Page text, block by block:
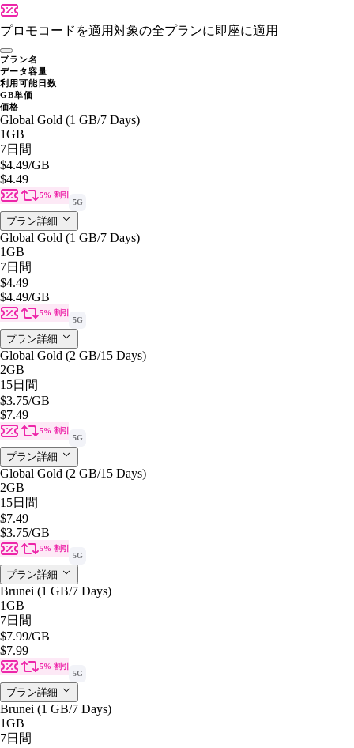
プロモコードを適用対象の全プランに即座に適用
プラン名
データ容量
利用可能日数
GB単価
価格
Global Gold (1 GB/7 Days)
1GB
7日間
$4.49/GB
$4.49
5% 割引
5G
プラン詳細
Global Gold (1 GB/7 Days)
1GB
7日間
$4.49
$4.49/GB
5% 割引
5G
プラン詳細
Global Gold (2 GB/15 Days)
2GB
15日間
$3.75/GB
$7.49
5% 割引
5G
プラン詳細
Global Gold (2 GB/15 Days)
2GB
15日間
$7.49
$3.75/GB
5% 割引
5G
プラン詳細
Brunei (1 GB/7 Days)
1GB
7日間
$7.99/GB
$7.99
5% 割引
5G
プラン詳細
Brunei (1 GB/7 Days)
1GB
7日間